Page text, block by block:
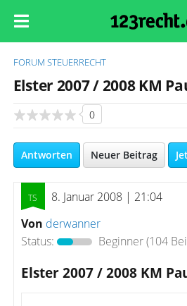
FORUM STEUERRECHT
Elster 2007 / 2008 KM
0
Antworten Neuer Beitrag
8. Januar 2008 | 21:04
Von derwanner
Status:
Beginner(104
Elster 2007 / 2008 KM